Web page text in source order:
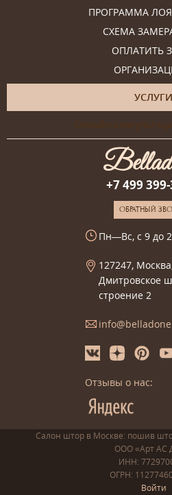
ПРОГРАММА
СХЕМА
ОПЛАТИТЬ
УСЛУГИ
Онлайн-
+7 499
ОБРАТНЫЙ
Пн—Вс, с 9 до
127247,
Дмитровское
строение 2
Отзывы о нас:
Салон штор в Москве: пошив
ООО «Арт АС
ИНН:
ОГРН:
Войти